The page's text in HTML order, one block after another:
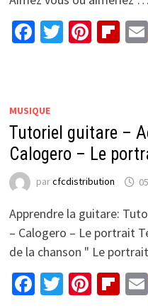
Facebook
Twitter
MUSIQUE
Tutoriel guitare –
Calogero – Le
parcfcdistribution
Apprendre la guitare:
– Calogero – Le portrait
de la chanson " Le
Facebook
Twitter